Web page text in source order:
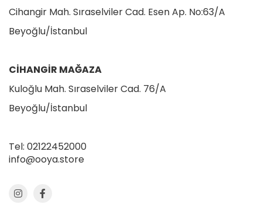
Cihangir Mah. Sıraselviler Cad. Esen Ap. No:63/A
Beyoğlu/İstanbul
CİHANGİR MAĞAZA
Kuloğlu Mah. Sıraselviler Cad. 76/A
Beyoğlu/İstanbul
Tel: 02122452000
info@ooya.store